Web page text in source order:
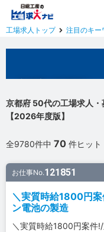
工場求人トップ 注目のキー
京都府 50代の工場求人
【2026年度版】
全9780件中 70 件ヒット
お仕事No.121851
＼実質時給1800円
ン電池の製造
＼実質時給1800円案件